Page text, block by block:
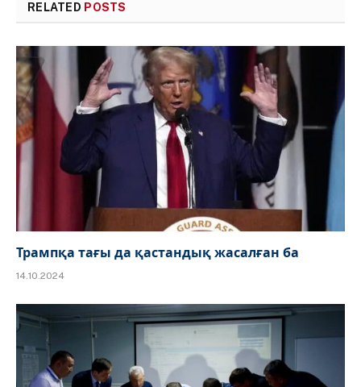
RELATED POSTS
Трампқа тағы да қастандық жасалған ба
14.10.2024